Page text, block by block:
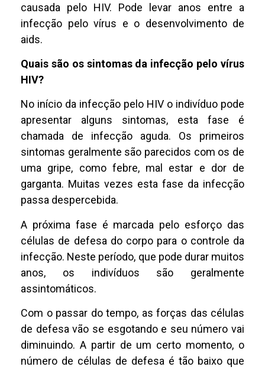
causada pelo HIV. Pode levar anos entre a
infecção pelo vírus e o desenvolvimento de
aids.
Quais são os sintomas da infecção pelo vírus
HIV?
No início da infecção pelo HIV o indivíduo pode
apresentar alguns sintomas, esta fase é
chamada de infecção aguda. Os primeiros
sintomas geralmente são parecidos com os de
uma gripe, como febre, mal estar e dor de
garganta. Muitas vezes esta fase da infecção
passa despercebida.
A próxima fase é marcada pelo esforço das
células de defesa do corpo para o controle da
infecção. Neste período, que pode durar muitos
anos, os indivíduos são geralmente
assintomáticos.
Com o passar do tempo, as forças das células
de defesa vão se esgotando e seu número vai
diminuindo. A partir de um certo momento, o
número de células de defesa é tão baixo que